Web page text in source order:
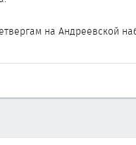
на Андреевской